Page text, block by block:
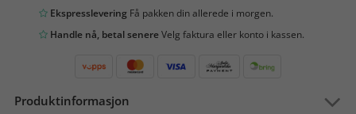
Ekspresslevering Få pakken din allerede i morgen.
Handle nå, betal senereVelg faktura eller konto i kassen.
Produktinformasjon